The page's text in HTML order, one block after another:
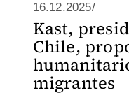
16.12.2025/
Kast,
Chile,
migrantes